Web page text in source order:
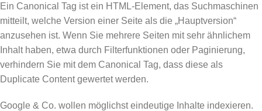
Ein Canonical Tag ist ein HTML-Element, das Suchmaschinen
mitteilt, welche Version einer Seite als die „Hauptversion“
anzusehen ist. Wenn Sie mehrere Seiten mit sehr ähnlichem
Inhalt haben, etwa durch Filterfunktionen oder Paginierung,
verhindern Sie mit dem Canonical Tag, dass diese als
Duplicate Content gewertet werden.
Google & Co. wollen möglichst eindeutige Inhalte indexieren.